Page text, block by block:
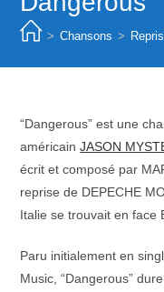
> Chansons >
“Dangerous” est une
américainJASON
écrit et composé par
reprise de DEPECHE
Italie se trouvait en face
Paru initialement en
Music, “Dangerous”